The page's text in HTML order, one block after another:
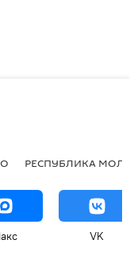
РЕСПУБЛИКА
VK